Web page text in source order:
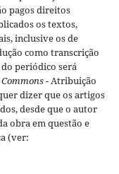
pagos direitos
os textos,
inclusive os de
como transcrição
periódico será
-Atribuição
dizer que os artigos
desde que o autor
obra em questão e
(ver: